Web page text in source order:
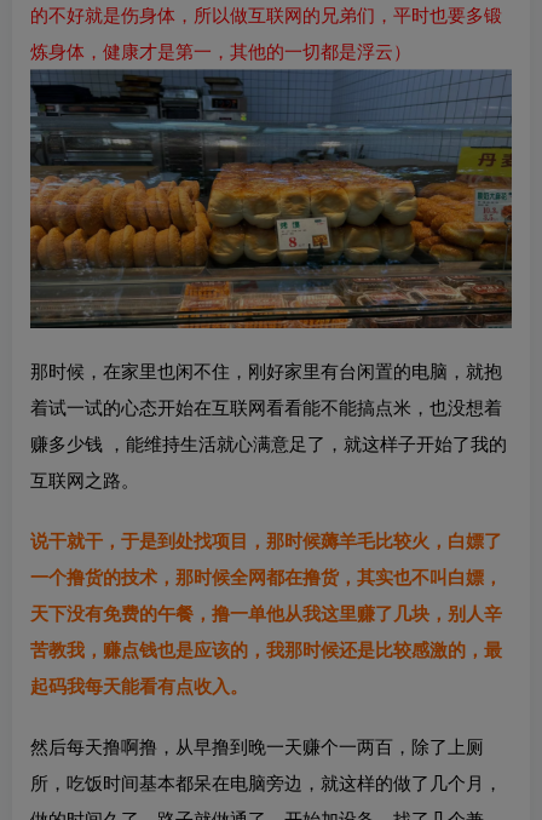
的不好就是伤身体，所以做互联网的兄弟们，平时也要多锻
炼身体，健康才是第一，其他的一切都是浮云）
那时候，在家里也闲不住，刚好家里有台闲置的电脑，就抱
着试一试的心态开始在互联网看看能不能搞点米，也没想着
赚多少钱 ，能维持生活就心满意足了，就这样子开始了我的
互联网之路。
说干就干，于是到处找项目，那时候薅羊毛比较火，白嫖了
一个撸货的技术，那时候全网都在撸货，其实也不叫白嫖，
天下没有免费的午餐，撸一单他从我这里赚了几块，别人辛
苦教我，赚点钱也是应该的，我那时候还是比较感激的，最
起码我每天能看有点收入。
然后每天撸啊撸，从早撸到晚一天赚个一两百，除了上厕
所，吃饭时间基本都呆在电脑旁边，就这样的做了几个月，